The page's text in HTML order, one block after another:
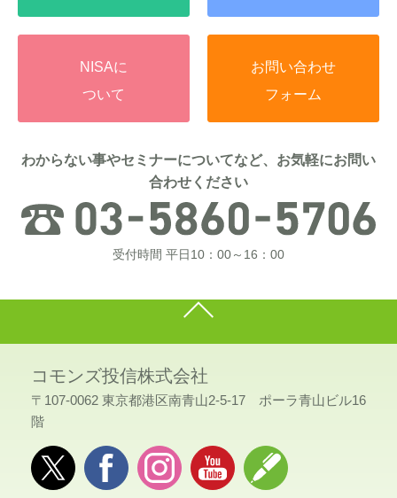
NISAに
ついて
お問い合わせ
フォーム
わからない事やセミナーについてなど、お気軽にお問い
合わせください
受付時間 平日10：00～16：00
コモンズ投信株式会社
〒107-0062 東京都港区南青山2-5-17 ポーラ青山ビル16
階